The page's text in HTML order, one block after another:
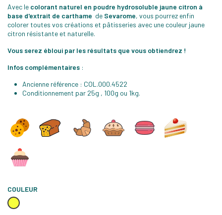
Avec le colorant naturel en poudre hydrosoluble jaune citron à
base d'extrait de carthame de Sevarome, vous pourrez enfin
colorer toutes vos créations et pâtisseries avec une couleur jaune
citron résistante et naturelle.
Vous serez ébloui par les résultats que vous obtiendrez !
Infos complémentaires :
Ancienne référence : COL.000.4522
Conditionnement par 25g , 100g ou 1kg.
COULEUR
Jaune